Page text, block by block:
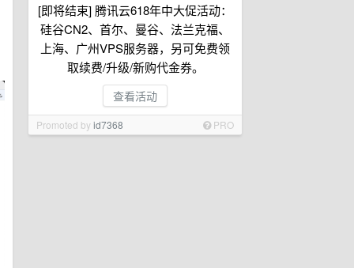
[即将结束] 腾讯云618年中大促活动：
硅谷CN2、首尔、曼谷、法兰克福、
上海、广州VPS服务器，另可免费领
取续费/升级/新购代金券。
查看活动
Promoted byid7368 PRO